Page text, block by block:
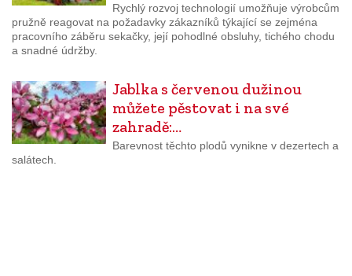
Rychlý rozvoj technologií umožňuje výrobcům
pružně reagovat na požadavky zákazníků týkající se zejména
pracovního záběru sekačky, její pohodlné obsluhy, tichého chodu
a snadné údržby.
Jablka s červenou dužinou
můžete pěstovat i na své
zahradě:…
Barevnost těchto plodů vynikne v dezertech a
salátech.